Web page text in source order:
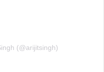
(@arijitsingh)